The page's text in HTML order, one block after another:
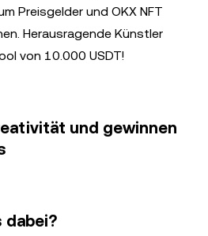
Preisgelder und OKX NFT
Herausragende Künstler
von 10.000 USDT!
und gewinnen
dabei?